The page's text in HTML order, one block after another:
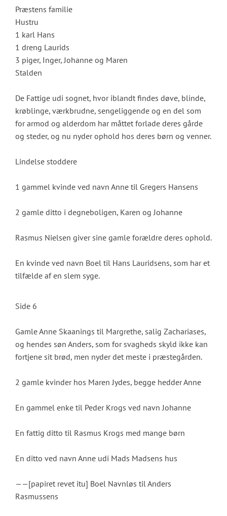
Præstens familie
Hustru
1 karl Hans
1 dreng Laurids
3 piger, Inger, Johanne og Maren
Stalden
De Fattige udi sognet, hvor iblandt findes døve, blinde,
krøblinge, værkbrudne, sengeliggende og en del som
for armod og alderdom har måttet forlade deres gårde
og steder, og nu nyder ophold hos deres børn og venner.
Lindelse stoddere
1 gammel kvinde ved navn Anne til Gregers Hansens
2 gamle ditto i degneboligen, Karen og Johanne
Rasmus Nielsen giver sine gamle forældre deres ophold.
En kvinde ved navn Boel til Hans Lauridsens, som har et
tilfælde af en slem syge.
Side 6
Gamle Anne Skaanings til Margrethe, salig Zachariases,
og hendes søn Anders, som for svagheds skyld ikke kan
fortjene sit brød, men nyder det meste i præstegården.
2 gamle kvinder hos Maren Jydes, begge hedder Anne
En gammel enke til Peder Krogs ved navn Johanne
En fattig ditto til Rasmus Krogs med mange børn
En ditto ved navn Anne udi Mads Madsens hus
——[papiret revet itu] Boel Navnløs til Anders
Rasmussens